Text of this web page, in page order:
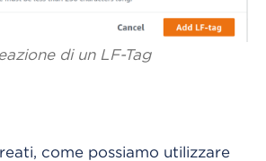
di un LF-Tag
come possiamo utilizzare